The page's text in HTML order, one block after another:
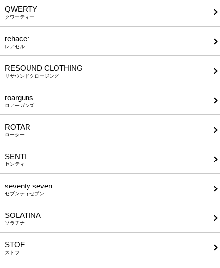
QWERTY
クワーティー
rehacer
レアセル
RESOUND CLOTHING
リサウンドクロージング
roarguns
ロアーガンズ
ROTAR
ローター
SENTI
センティ
seventy seven
セブンティセブン
SOLATINA
ソラチナ
STOF
ストフ